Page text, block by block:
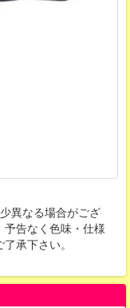
異なる場合がござ
告なく色味・仕様
承下さい。